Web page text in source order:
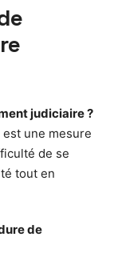
judiciaire ?
une mesure
de se
tout en
de